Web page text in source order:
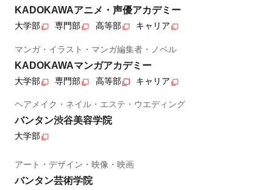
KADOKAWAアニメ・声優アカデミー
大学部 専門部 高等部 キャリア
マンガ・イラスト・マンガ編集者・ノベル
KADOKAWAマンガアカデミー
大学部 専門部 高等部 キャリア
ヘアメイク・ネイル・エステ・ウエディング
バンタン渋谷美容学院
大学部
アート・デザイン・映像・映画
バンタン芸術学院